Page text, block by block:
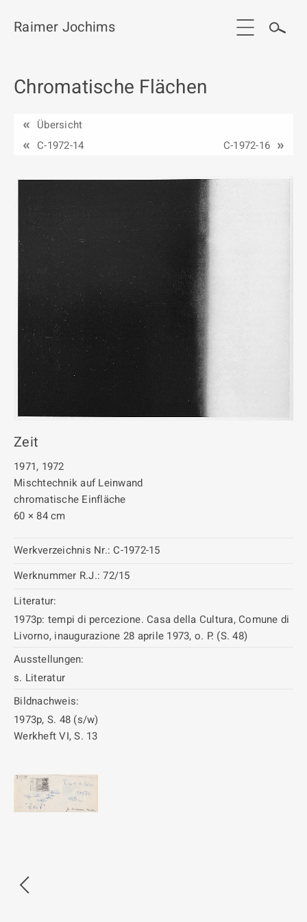
Start
Werkgruppen / Work groups
Vita
Publikationen
Raimer Jochims
Chromatische Flächen
Übersicht
C-1972-14
C-1972-16
Zeit
1971, 1972
Mischtechnik auf Leinwand
chromatische Einfläche
60 × 84 cm
Werkverzeichnis Nr.: C-1972-15
Werknummer R.J.: 72/15
Literatur:
1973p: tempi di percezione. Casa della Cultura, Comune di
Livorno, inaugurazione 28 aprile 1973, o. P. (S. 48)
Ausstellungen:
s. Literatur
Bildnachweis:
1973p, S. 48 (s/w)
Werkheft VI, S. 13